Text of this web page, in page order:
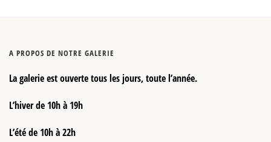
A PROPOS DE NOTRE GALERIE
La galerie est ouverte tous les jours, toute l’année.
L’hiver de 10h à 19h
L’été de 10h à 22h